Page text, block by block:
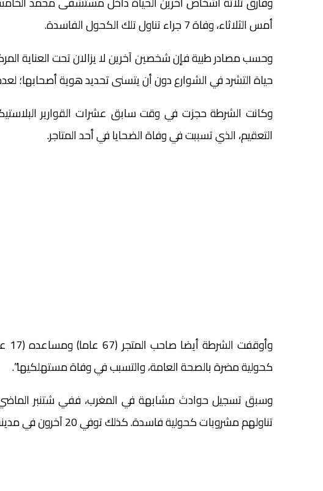
أمس الثلاثاء، وفاة 7 جراء تناول تلك الكحول الفاسدة.
وحسب مصادر طبية فإن شخصين آخرين لا يزالان تحت العناية
حياة التشرد في الشوارع دون أن يتسنى تحديد هوية أصحابها؛
وكانت الشرطة حجزت في وقت سابق عشرات القوارير
التعقيم، الذي تسببت في وفاة الضحايا في أحد المتاجر.
كحولية مضرة بالصحة العامة، والتسبب في وفاة مستهلكيها”.
تناولهم مشروبات كحولية فاسدة. كذلك توفي 20 آخرون في مدينة وجدة، في يوليوز 2021 لنفس السبب.